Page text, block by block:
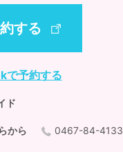
する
で予約する
ド
から 0467-84-4133